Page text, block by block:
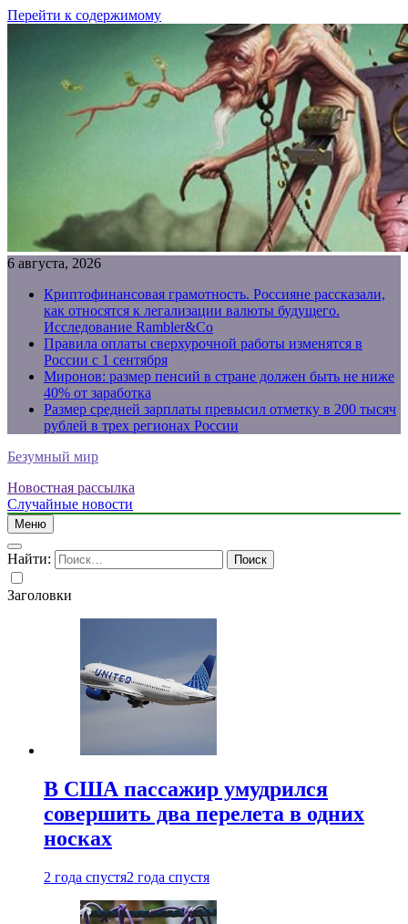
Перейти к содержимому
6 августа, 2026
Криптофинансовая грамотность. Россияне рассказали,
как относятся к легализации валюты будущего.
Исследование Rambler&Co
Правила оплаты сверхурочной работы изменятся в
России с 1 сентября
Миронов: размер пенсий в стране должен быть не ниже
40% от заработка
Размер средней зарплаты превысил отметку в 200 тысяч
рублей в трех регионах России
Безумный мир
Новостная рассылка
Случайные новости
Меню
Найти:
Заголовки
В США пассажир умудрился
совершить два перелета в одних
носках
2 года спустя2 года спустя